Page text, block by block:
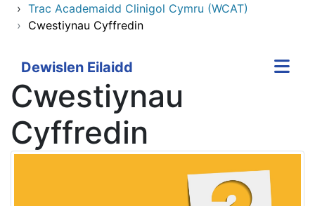
› Trac Academaidd Clinigol Cymru (WCAT)
› Cwestiynau Cyffredin
Dewislen Eilaidd
Cwestiynau
Cyffredin